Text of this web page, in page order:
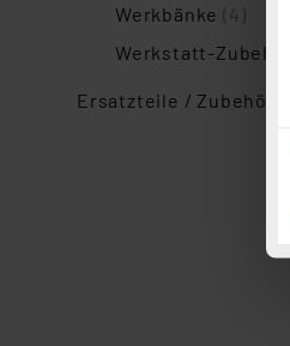
Werkbänke(4)
Werkstatt-Zubehör
Ersatzteile / Zubehör